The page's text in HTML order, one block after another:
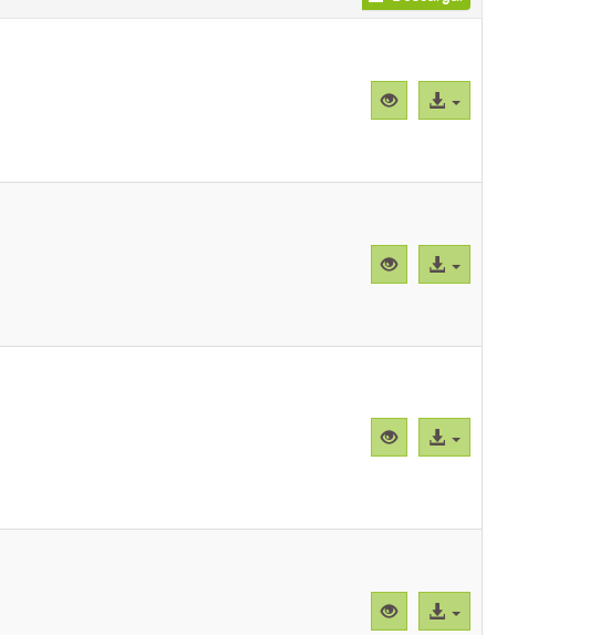
Vista
previa
Acceso
al
Vista
previa
Acceso
al
Vista
previa
Acceso
al
Vista Acceso